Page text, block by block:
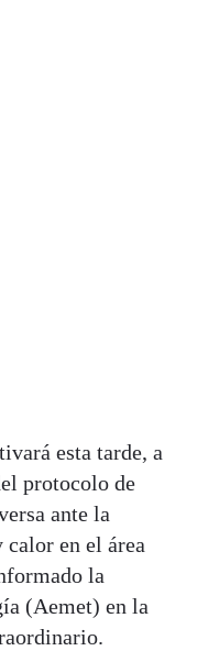
esta tarde, a
protocolo de
ante la
en el área
la
(Aemet) en la